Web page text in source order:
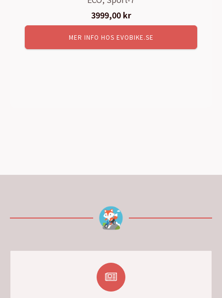
3999,00 kr
MER INFO HOS EVOBIKE.SE